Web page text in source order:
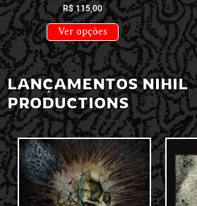
R$115,00
Ver opções
LANÇAMENTOS NIHIL
PRODUCTIONS